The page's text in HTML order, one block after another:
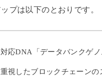
プは以下のとおりです。
応DNA「データバンクゲノ
視したブロックチェーンの